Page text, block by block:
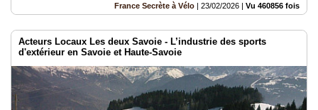
France Secrète à Vélo | 23/02/2026 | Vu 460856 fois
Acteurs Locaux Les deux Savoie - L’industrie des sports
d'extérieur en Savoie et Haute-Savoie